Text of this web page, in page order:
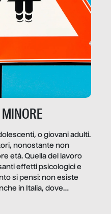
o giovani adulti.
nonostante non
età. Quella del lavoro
effetti psicologici e
si pensi: non esiste
in Italia, dove